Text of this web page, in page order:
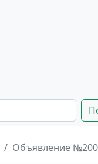
Объявление